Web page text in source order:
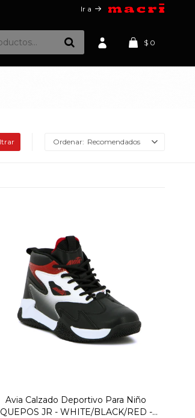
$ 0
Ir a
Recomendados
Avia Calzado Deportivo Para Niño
QUEPOS JR - WHITE/BLACK/RED -